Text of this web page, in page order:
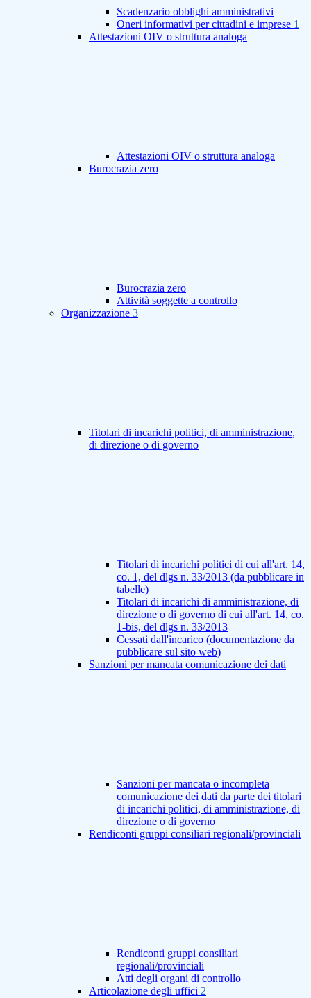
Scadenzario obblighi amministrativi
Oneri informativi per cittadini e imprese 1
Attestazioni OIV o struttura analoga
Attestazioni OIV o struttura analoga
Burocrazia zero
Burocrazia zero
Attività soggette a controllo
Organizzazione 3
Titolari di incarichi politici, di amministrazione,
di direzione o di governo
Titolari di incarichi politici di cui all'art. 14,
co. 1, del dlgs n. 33/2013 (da pubblicare in
tabelle)
Titolari di incarichi di amministrazione, di
direzione o di governo di cui all'art. 14, co.
1-bis, del dlgs n. 33/2013
Cessati dall'incarico (documentazione da
pubblicare sul sito web)
Sanzioni per mancata comunicazione dei dati
Sanzioni per mancata o incompleta
comunicazione dei dati da parte dei titolari
di incarichi politici, di amministrazione, di
direzione o di governo
Rendiconti gruppi consiliari regionali/provinciali
Rendiconti gruppi consiliari
regionali/provinciali
Atti degli organi di controllo
Articolazione degli uffici 2